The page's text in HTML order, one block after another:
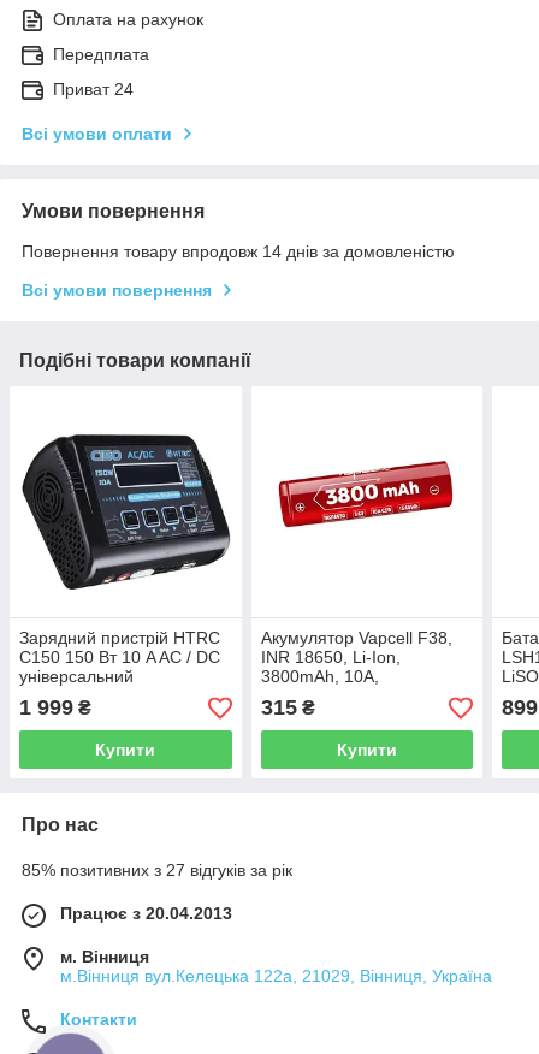
Оплата на рахунок
Передплата
Приват 24
Всі умови оплати
Умови повернення
Повернення товару впродовж 14 днів за домовленістю
Всі умови повернення
Подібні товари компанії
Зарядний пристрій HTRC
C150 150 Вт 10 A AC / DC
універсальний
1 999 ₴
Купити
Акумулятор Vapcell F38,
INR 18650, Li-Ion,
3800mAh, 10A,
4.2/3.6/2.5V
315₴
Купити
899
Про нас
85% позитивних з 27 відгуків за рік
Працює з 20.04.2013
м. Вінниця
м.Вінниця вул.Келецька 122а, 21029, Вінниця, Україна
Контакти